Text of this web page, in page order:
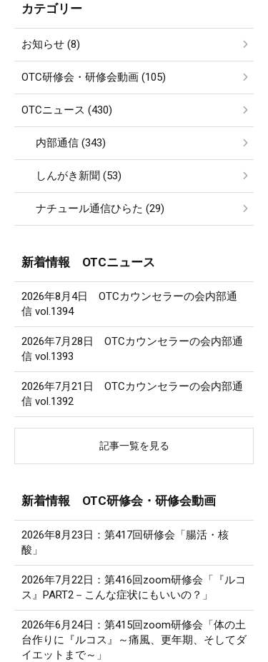
カテゴリー
お知らせ (8)
OTC研修会・研修会動画 (105)
OTCニュース (430)
内部通信 (343)
しんがき新聞 (53)
ナチュール通信ひらた (29)
新着情報 OTCニュース
2026年8月4日 OTCカウンセラーの会内部通
信 vol.1394
2026年7月28日 OTCカウンセラーの会内部通
信 vol.1393
2026年7月21日 OTCカウンセラーの会内部通
信 vol.1392
記事一覧を見る
新着情報 OTC研修会・研修会動画
2026年8月23日：第417回研修会「腸活・核
酸」
2026年7月22日：第416回zoom研修会「『ルコ
ス』PART2－こんな症状にもいいの？」
2026年6月24日：第415回zoom研修会「体の土
台作りに『ルコス』～痛風、更年期、そしてダ
イエットまで～」